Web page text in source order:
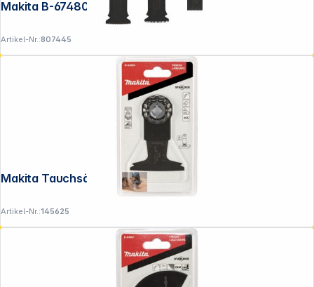
Artikel-Nr.:807445
Makita Tauchsägebl.65mm TMA052
Artikel-Nr.:145625